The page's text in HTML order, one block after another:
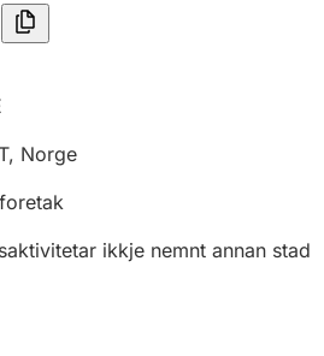
, Norge
ikkje nemnt annan stad